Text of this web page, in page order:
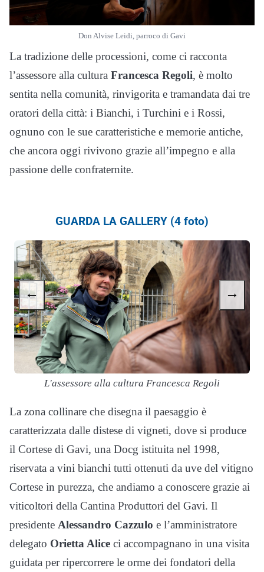
Don Alvise Leidi, parroco di Gavi
La tradizione delle processioni, come ci racconta
l’assessore alla cultura Francesca Regoli, è molto
sentita nella comunità, rinvigorita e tramandata dai tre
oratori della città: i Bianchi, i Turchini e i Rossi,
ognuno con le sue caratteristiche e memorie antiche,
che ancora oggi rivivono grazie all’impegno e alla
passione delle confraternite.
GUARDA LA GALLERY (4 foto)
L'assessore alla cultura Francesca Regoli
← →
La zona collinare che disegna il paesaggio è
caratterizzata dalle distese di vigneti, dove si produce
il Cortese di Gavi, una Docg istituita nel 1998,
riservata a vini bianchi tutti ottenuti da uve del vitigno
Cortese in purezza, che andiamo a conoscere grazie ai
viticoltori della Cantina Produttori del Gavi. Il
presidente Alessandro Cazzulo e l’amministratore
delegato Orietta Alice ci accompagnano in una visita
guidata per ripercorrere le orme dei fondatori della